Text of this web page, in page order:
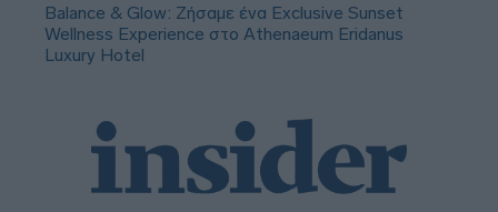
Balance & Glow: Ζήσαμε ένα Exclusive Sunset
Wellness Experience στο Athenaeum Eridanus
Luxury Hotel